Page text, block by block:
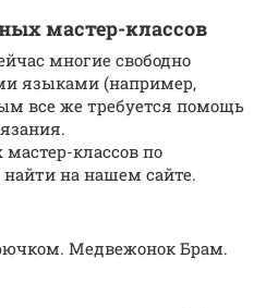
мастер-классов
многие свободно
языками (например,
все же требуется помощь
классов по
на нашем сайте.
Медвежонок Брам.